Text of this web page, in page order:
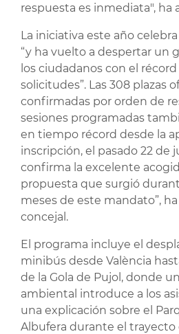
respuesta es inmediata", ha
La iniciativa este año
“y ha vuelto a despertar un
los ciudadanos con el
solicitudes”. Las 308 plazas
confirmadas por orden de
sesiones programadas
en tiempo récord desde la
inscripción, el pasado 22 de
confirma la excelente
propuesta que surgió
meses de este mandato”,
concejal.
El programa incluye el
minibús desde València
de la Gola de Pujol, donde
ambiental introduce a los
una explicación sobre el
Albufera durante el